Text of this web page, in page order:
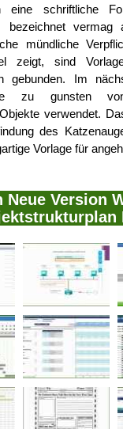
eine schriftliche
bezeichnet
mündliche
zeigt, sind
gebunden. Im
zu gunsten
verwendet.
des
Vorlage für
Neue Version